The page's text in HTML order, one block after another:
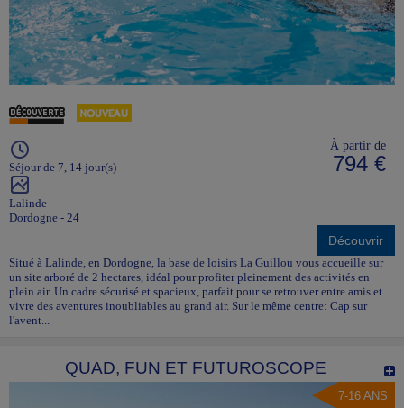
Séjour de 7, 14 jour(s)
Lalinde
Dordogne - 24
À partir de
794 €
Découvrir
Situé à Lalinde, en Dordogne, la base de loisirs La Guillou vous accueille sur
un site arboré de 2 hectares, idéal pour profiter pleinement des activités en
plein air. Un cadre sécurisé et spacieux, parfait pour se retrouver entre amis et
vivre des aventures inoubliables au grand air. Sur le même centre: Cap sur
l'avent...
QUAD, FUN ET FUTUROSCOPE
7-16 ANS